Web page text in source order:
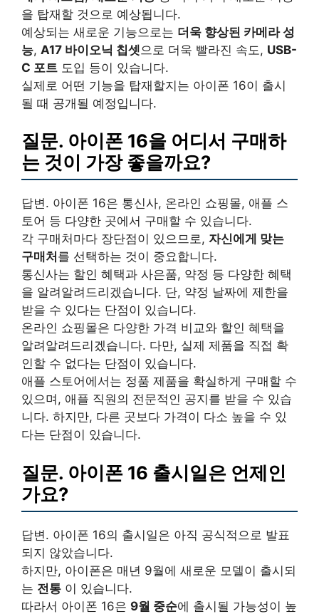
을 탑재할 것으로 예상됩니다.
예상되는 새로운 기능으로는 더욱 향상된 카메라 성
능, A17 바이오닉 칩셋으로 더욱 빨라진 속도, USB-
C 포트 도입 등이 있습니다.
실제로 어떤 기능을 탑재할지는 아이폰 16이 출시
될 때 공개될 예정입니다.
질문. 아이폰 16을 어디서 구매하
는 것이 가장 좋을까요?
답변. 아이폰 16은 통신사, 온라인 쇼핑몰, 애플 스
토어 등 다양한 곳에서 구매할 수 있습니다.
각 구매처마다 장단점이 있으므로, 자신에게 맞는
구매처 를 선택하는 것이 중요합니다.
통신사는 할인 혜택과 사은품, 약정 등 다양한 혜택
을 알려알려드리겠습니다. 단, 약정 날짜에 제한을
받을 수 있다는 단점이 있습니다.
온라인 쇼핑몰은 다양한 가격 비교와 할인 혜택을
알려알려드리겠습니다. 다만, 실제 제품을 직접 확
인할 수 없다는 단점이 있습니다.
애플 스토어에서는 정품 제품을 확실하게 구매할 수
있으며, 애플 직원의 전문적인 공지를 받을 수 있습
니다. 하지만, 다른 곳보다 가격이 다소 높을 수 있
다는 단점이 있습니다.
질문. 아이폰 16 출시일은 언제인
가요?
답변. 아이폰 16의 출시일은 아직 공식적으로 발표
되지 않았습니다.
하지만, 아이폰은 매년 9월에 새로운 모델이 출시되
는 전통 이 있습니다.
따라서 아이폰 16은 9월 중순에 출시될 가능성이 높